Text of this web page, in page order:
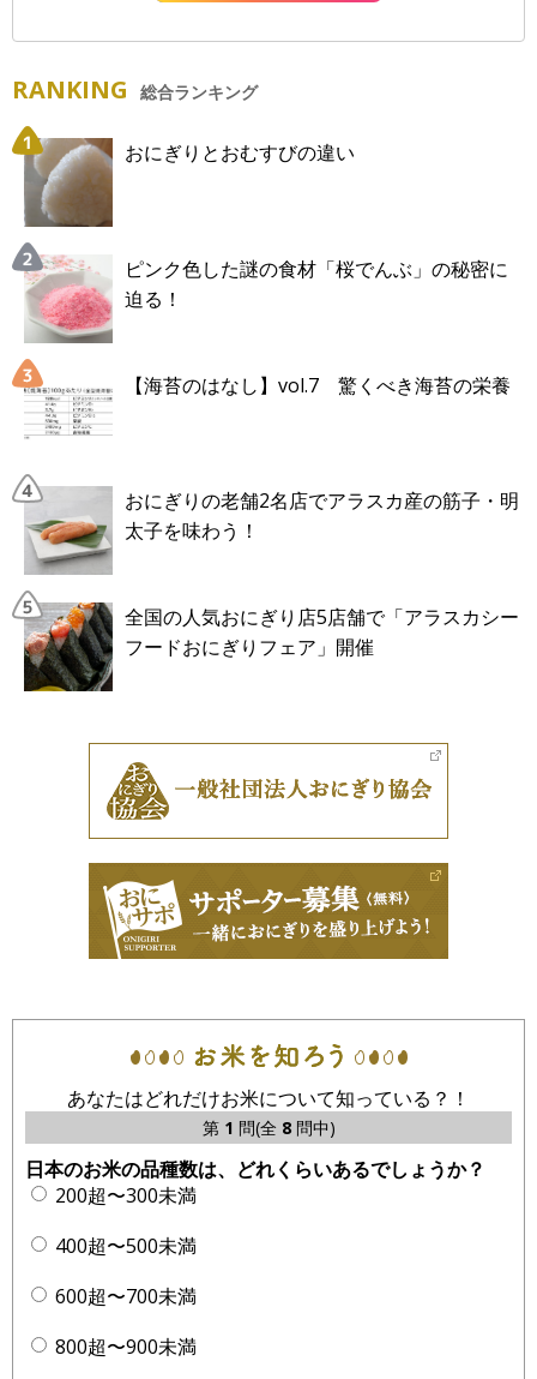
RANKING 総合ランキング
おにぎりとおむすびの違い
ピンク色した謎の食材「桜でんぶ」の秘密に
迫る！
【海苔のはなし】vol.7 驚くべき海苔の栄養
おにぎりの老舗2名店でアラスカ産の筋子・明
太子を味わう！
全国の人気おにぎり店5店舗で「アラスカシー
フードおにぎりフェア」開催
あなたはどれだけお米について知っている？！
第 1 問(全 8問中)
日本のお米の品種数は、どれくらいあるでしょうか？
200超〜300未満
400超〜500未満
600超〜700未満
800超〜900未満